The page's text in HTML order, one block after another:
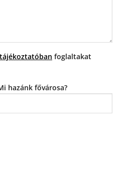
foglaltakat
hazánk fővárosa?